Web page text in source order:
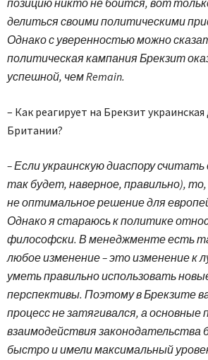
позицию никто не боится, вот
делиться своими политическими
Однако с уверенностью можно
политическая кампания Брекзит
успешной, чем Remain.
– Как реагирует на Брекзит
Британии?
– Если украинскую диаспору считать
так будет, наверное, правильно),
не оптимальное решение для
Однако я стараюсь к политике
философски. В менеджменте есть
любое изменение – это изменение к
уметь правильно использовать
перспективы. Поэтому в Брекзите
процесс не затягивался, а основные
взаимодействия законодательства
быстро и имели максимальный